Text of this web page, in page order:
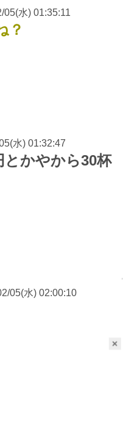
×
05(水) 01:35:11
？
水) 01:32:47
とかやから30杯
05(水) 02:00:10